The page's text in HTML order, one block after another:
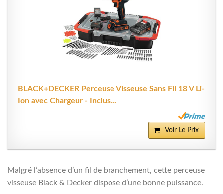
BLACK+DECKER Perceuse Visseuse Sans Fil 18 V Li-
Ion avec Chargeur - Inclus...
Voir Le Prix
Malgré l’absence d’un fil de branchement, cette perceuse
visseuse Black & Decker dispose d’une bonne puissance.